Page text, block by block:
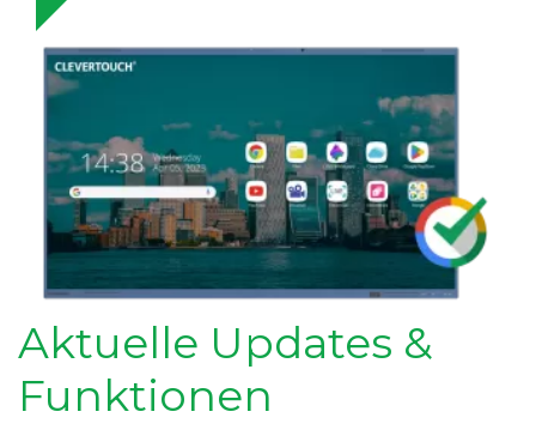
Aktuelle Updates &
Funktionen